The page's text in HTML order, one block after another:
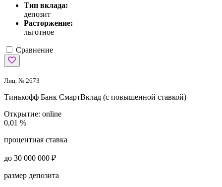
Тип вклада:
депозит
Расторжение:
льготное
Сравнение
Лиц. № 2673
Тинькофф Банк СмартВклад (с повышенной ставкой)
Открытие: online
0,01 %
процентная ставка
до 30 000 000 ₽
размер депозита